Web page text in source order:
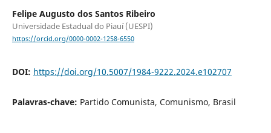
Felipe Augusto dos Santos Ribeiro
Universidade Estadual do Piauí (UESPI)
https://orcid.org/0000-0002-1258-6550
DOI: https://doi.org/10.5007/1984-9222.2024.e102707
Palavras-chave: Partido Comunista, Comunismo, Brasil